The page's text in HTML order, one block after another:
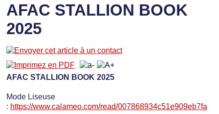
AFAC STALLION BOOK
2025
AFAC STALLION BOOK 2025
Mode Liseuse
: https://www.calameo.com/read/007868934c51e909eb7fa